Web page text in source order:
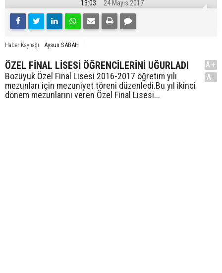
13:03 24 Mayıs 2017
Haber Kaynağı Aysun SABAH
ÖZEL FİNAL LİSESİ ÖĞRENCİLERİNİ UĞURLADI
Bozüyük Özel Final Lisesi 2016-2017 öğretim yılı
mezunları için mezuniyet töreni düzenledi.Bu yıl ikinci
dönem mezunlarını veren Özel Final Lisesi...
A+
A-